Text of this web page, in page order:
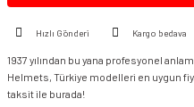
Hızlı Gönderi Kargo bedava
1937 yılından bu yana profesyonel
Helmets, Türkiye modelleri en uygun
taksit ile burada!